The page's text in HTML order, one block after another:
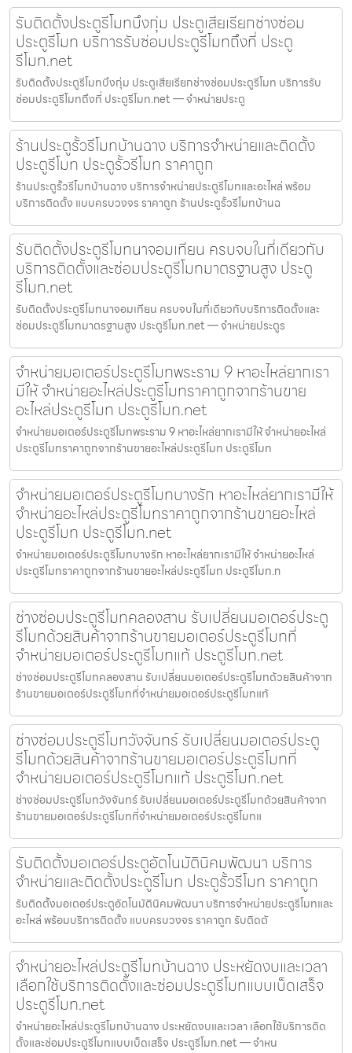
รับติดตั้งประตูรีโมทบึงกุ่ม ประตูเสียเรียกช่างซ่อม
ประตูรีโมท บริการรับซ่อมประตูรีโมทถึงที่ ประตู
รีโมท.net
รับติดตั้งประตูรีโมทบึงกุ่ม ประตูเสียเรียกช่างซ่อมประตูรีโมท บริการรับ
ซ่อมประตูรีโมทถึงที่ ประตูรีโมท.net — จำหน่ายประตู
ร้านประตูรั้วรีโมทบ้านฉาง บริการจำหน่ายและติดตั้ง
ประตูรีโมท ประตูรั้วรีโมท ราคาถูก
ร้านประตูรั้วรีโมทบ้านฉาง บริการจำหน่ายประตูรีโมทและอะไหล่ พร้อม
บริการติดตั้ง แบบครบวงจร ราคาถูก ร้านประตูรั้วรีโมทบ้านฉ
รับติดตั้งประตูรีโมทนาจอมเทียน ครบจบในที่เดียวกับ
บริการติดตั้งและซ่อมประตูรีโมทมาตรฐานสูง ประตู
รีโมท.net
รับติดตั้งประตูรีโมทนาจอมเทียน ครบจบในที่เดียวกับบริการติดตั้งและ
ซ่อมประตูรีโมทมาตรฐานสูง ประตูรีโมท.net — จำหน่ายประตูร
จำหน่ายมอเตอร์ประตูรีโมทพระราม 9 หาอะไหล่ยากเรา
มีให้ จำหน่ายอะไหล่ประตูรีโมทราคาถูกจากร้านขาย
อะไหล่ประตูรีโมท ประตูรีโมท.net
จำหน่ายมอเตอร์ประตูรีโมทพระราม 9 หาอะไหล่ยากเรามีให้ จำหน่ายอะไหล่
ประตูรีโมทราคาถูกจากร้านขายอะไหล่ประตูรีโมท ประตูรีโมท
จำหน่ายมอเตอร์ประตูรีโมทบางรัก หาอะไหล่ยากเรามีให้
จำหน่ายอะไหล่ประตูรีโมทราคาถูกจากร้านขายอะไหล่
ประตูรีโมท ประตูรีโมท.net
จำหน่ายมอเตอร์ประตูรีโมทบางรัก หาอะไหล่ยากเรามีให้ จำหน่ายอะไหล่
ประตูรีโมทราคาถูกจากร้านขายอะไหล่ประตูรีโมท ประตูรีโมท.n
ช่างซ่อมประตูรีโมทคลองสาน รับเปลี่ยนมอเตอร์ประตู
รีโมทด้วยสินค้าจากร้านขายมอเตอร์ประตูรีโมทที่
จำหน่ายมอเตอร์ประตูรีโมทแท้ ประตูรีโมท.net
ช่างซ่อมประตูรีโมทคลองสาน รับเปลี่ยนมอเตอร์ประตูรีโมทด้วยสินค้าจาก
ร้านขายมอเตอร์ประตูรีโมทที่จำหน่ายมอเตอร์ประตูรีโมทแท้
ช่างซ่อมประตูรีโมทวังจันทร์ รับเปลี่ยนมอเตอร์ประตู
รีโมทด้วยสินค้าจากร้านขายมอเตอร์ประตูรีโมทที่
จำหน่ายมอเตอร์ประตูรีโมทแท้ ประตูรีโมท.net
ช่างซ่อมประตูรีโมทวังจันทร์ รับเปลี่ยนมอเตอร์ประตูรีโมทด้วยสินค้าจาก
ร้านขายมอเตอร์ประตูรีโมทที่จำหน่ายมอเตอร์ประตูรีโมทแ
รับติดตั้งมอเตอร์ประตูอัตโนมัตินิคมพัฒนา บริการ
จำหน่ายและติดตั้งประตูรีโมท ประตูรั้วรีโมท ราคาถูก
รับติดตั้งมอเตอร์ประตูอัตโนมัตินิคมพัฒนา บริการจำหน่ายประตูรีโมทและ
อะไหล่ พร้อมบริการติดตั้ง แบบครบวงจร ราคาถูก รับติดตั
จำหน่ายอะไหล่ประตูรีโมทบ้านฉาง ประหยัดงบและเวลา
เลือกใช้บริการติดตั้งและซ่อมประตูรีโมทแบบเบ็ดเสร็จ
ประตูรีโมท.net
จำหน่ายอะไหล่ประตูรีโมทบ้านฉาง ประหยัดงบและเวลา เลือกใช้บริการติด
ตั้งและซ่อมประตูรีโมทแบบเบ็ดเสร็จ ประตูรีโมท.net — จำหน